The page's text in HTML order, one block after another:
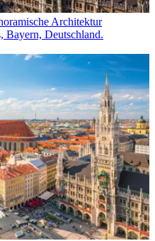
Architektur
Bayern, Deutschland.